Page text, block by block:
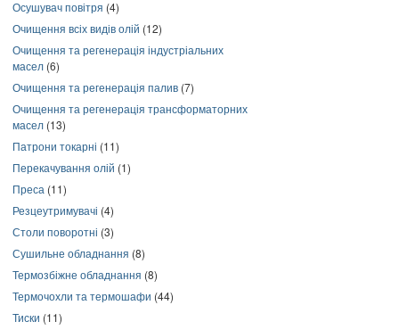
Осушувач повітря (4)
Очищення всіх видів олій (12)
Очищення та регенерація індустріальних
масел (6)
Очищення та регенерація палив (7)
Очищення та регенерація трансформаторних
масел (13)
Патрони токарні (11)
Перекачування олій (1)
Преса (11)
Резцеутримувачі (4)
Столи поворотні (3)
Сушильне обладнання (8)
Термозбіжне обладнання (8)
Термочохли та термошафи (44)
Тиски (11)